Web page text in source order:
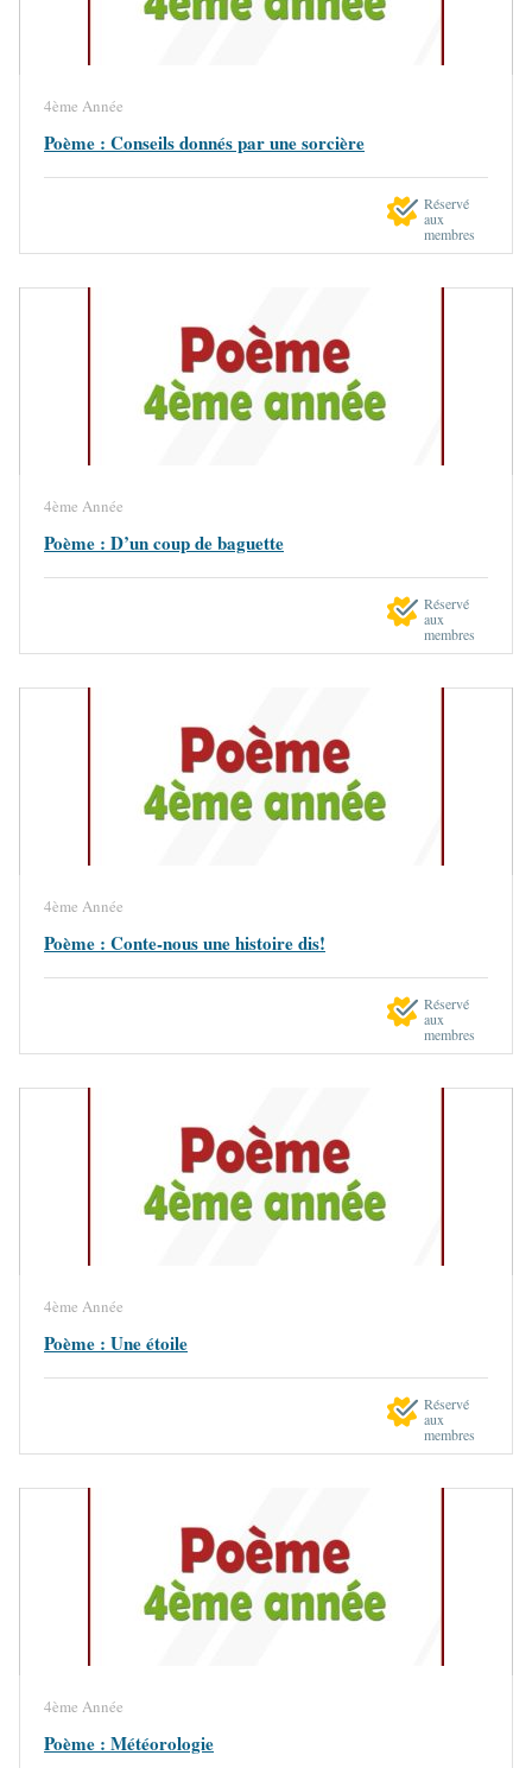
4ème Année
Poème : Conseils donnés par une sorcière
Réservé
aux
membres
4ème Année
Poème : D’un coup de baguette
Réservé
aux
membres
4ème Année
Poème : Conte-nous une histoire dis!
Réservé
aux
membres
4ème Année
Poème : Une étoile
Réservé
aux
membres
4ème Année
Poème : Météorologie